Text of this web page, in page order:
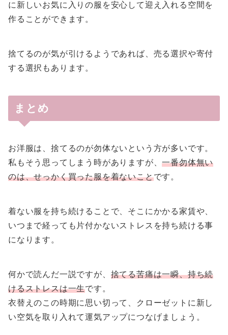
に新しいお気に入りの服を安心して迎え入れる空間を
作ることができます。
捨てるのが気が引けるようであれば、売る選択や寄付
する選択もあります。
まとめ
お洋服は、捨てるのが勿体ないという方が多いです。
私もそう思ってしまう時がありますが、一番勿体無い
のは、せっかく買った服を着ないことです。
着ない服を持ち続けることで、そこにかかる家賃や、
いつまで経っても片付かないストレスを持ち続ける事
になります。
何かで読んだ一説ですが、 捨てる苦痛は一瞬、持ち続
けるストレスは一生です。
衣替えのこの時期に思い切って、クローゼットに新し
い空気を取り入れて運気アップにつなげましょう。